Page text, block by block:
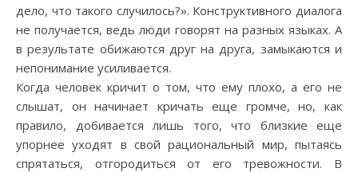
дело, что такого случилось?». Конструктивного диалога
не получается, ведь люди говорят на разных языках. А
в результате обижаются друг на друга, замыкаются и
непонимание усиливается.
Когда человек кричит о том, что ему плохо, а его не
слышат, он начинает кричать еще громче, но, как
правило, добивается лишь того, что близкие еще
упорнее уходят в свой рациональный мир, пытаясь
спрятаться, отгородиться от его тревожности. В